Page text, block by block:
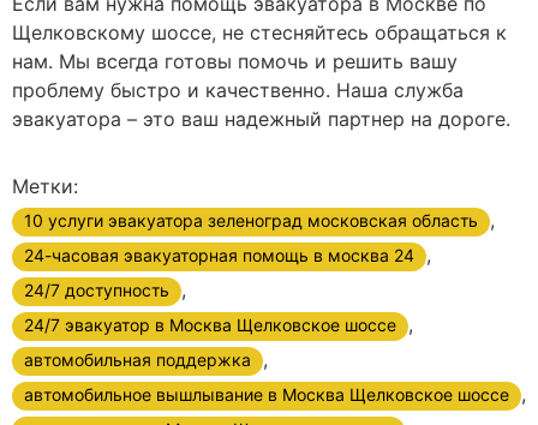
Щелковскому шоссе, не стесняйтесь обращаться к
нам. Мы всегда готовы помочь и решить вашу
проблему быстро и качественно. Наша служба
эвакуатора – это ваш надежный партнер на дороге.
Метки:
10 услуги эвакуатора зеленоград московская область ,
24-часовая эвакуаторная помощь в москва 24 ,
24/7 доступность ,
24/7 эвакуатор в Москва Щелковское шоссе ,
автомобильная поддержка ,
автомобильное вышлывание в Москва Щелковское шоссе ,